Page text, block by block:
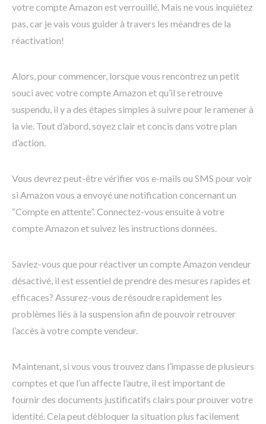
votre compte Amazon est verrouillé. Mais ne vous inquiétez
pas, car je vais vous guider à travers les méandres de la
réactivation!
Alors, pour commencer, lorsque vous rencontrez un petit
souci avec votre compte Amazon et qu’il se retrouve
suspendu, il y a des étapes simples à suivre pour le ramener à
la vie. Tout d’abord, soyez clair et concis dans votre plan
d’action.
Vous devrez peut-être vérifier vos e-mails ou SMS pour voir
si Amazon vous a envoyé une notification concernant un
“Compte en attente”. Connectez-vous ensuite à votre
compte Amazon et suivez les instructions données.
Saviez-vous que pour réactiver un compte Amazon vendeur
désactivé, il est essentiel de prendre des mesures rapides et
efficaces? Assurez-vous de résoudre rapidement les
problèmes liés à la suspension afin de pouvoir retrouver
l’accès à votre compte vendeur.
Maintenant, si vous vous trouvez dans l’impasse de plusieurs
comptes et que l’un affecte l’autre, il est important de
fournir des documents justificatifs clairs pour prouver votre
identité. Cela peut débloquer la situation plus facilement